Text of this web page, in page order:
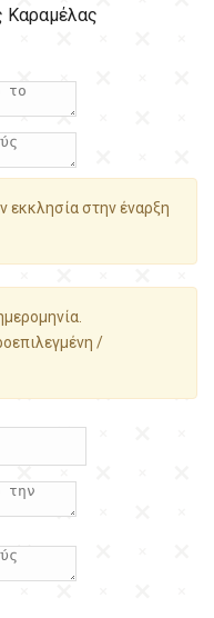
Καραμέλας
εκκλησία στην έναρξη
/